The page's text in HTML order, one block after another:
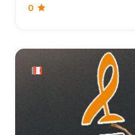
0